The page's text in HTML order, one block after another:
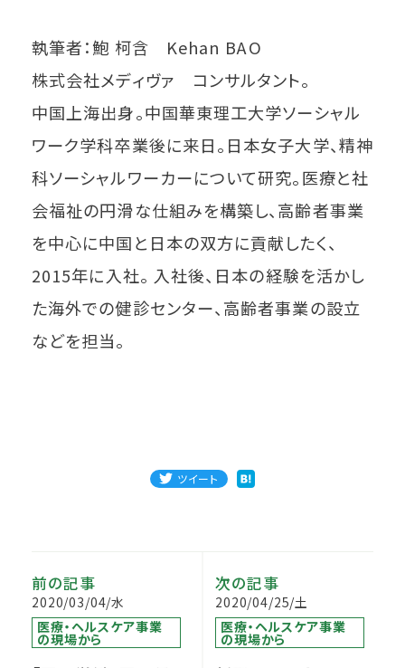
執筆者：鮑 柯含 Kehan BAO
株式会社メディヴァ コンサルタント。
中国上海出身。中国華東理工大学ソーシャル
ワーク学科卒業後に来日。日本女子大学、精神
科ソーシャルワーカーについて研究。医療と社
会福祉の円滑な仕組みを構築し、高齢者事業
を中心に中国と日本の双方に貢献したく、
2015年に入社。 入社後、日本の経験を活かし
た海外での健診センター、高齢者事業の設立
などを担当。
ツイート
前の記事
2020/03/04/水
医療・ヘルスケア事業
の現場から
次の記事
2020/04/25/土
医療・ヘルスケア事業
の現場から